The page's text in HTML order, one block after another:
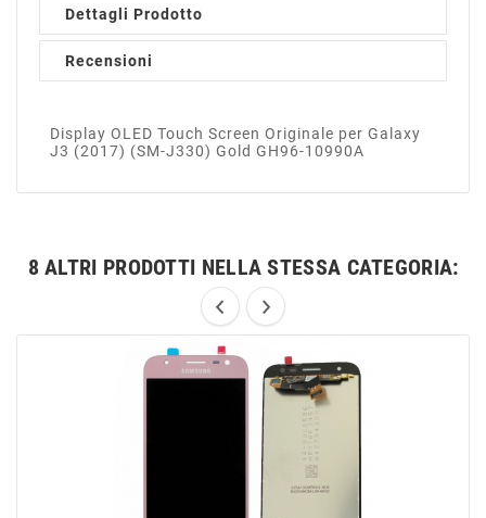
Dettagli Prodotto
Recensioni
Display OLED Touch Screen Originale per Galaxy
J3 (2017) (SM-J330) Gold GH96-10990A
8 ALTRI PRODOTTI NELLA STESSA CATEGORIA: